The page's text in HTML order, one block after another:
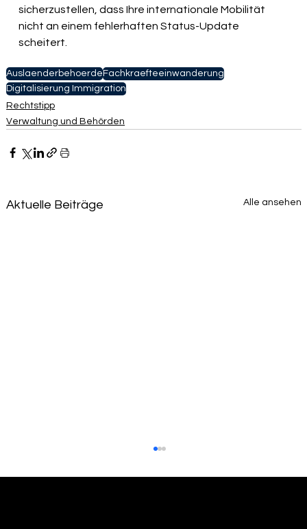
sicherzustellen, dass Ihre internationale Mobilität
nicht an einem fehlerhaften Status-Update
scheitert.
Auslaenderbehoerde Fachkraefteeinwanderung
Digitalisierung Immigration
Rechtstipp
Verwaltung und Behörden
Aktuelle Beiträge Alle ansehen